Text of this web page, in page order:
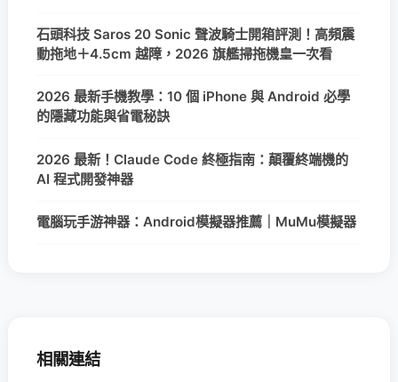
石頭科技 Saros 20 Sonic 聲波騎士開箱評測！高頻震
動拖地＋4.5cm 越障，2026 旗艦掃拖機皇一次看
2026 最新手機教學：10 個 iPhone 與 Android 必學
的隱藏功能與省電秘訣
2026 最新！Claude Code 終極指南：顛覆終端機的
AI 程式開發神器
電腦玩手游神器：Android模擬器推薦｜MuMu模擬器
相關連結